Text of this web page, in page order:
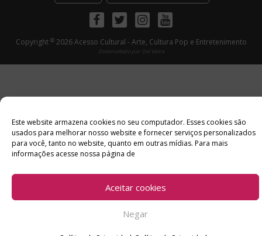
Este website armazena cookies no seu computador. Esses cookies são
usados ​​para melhorar nosso website e fornecer serviços personalizados
para você, tanto no website, quanto em outras mídias. Para mais
informações acesse nossa página de
Aceitar cookies
Negar
FacebookTwitterInstagramYoutube
Copyright ©2026 Acesso Cultural - Arte, Cultura Pop e Entretenimento
Desenvolvido por Del Vieira